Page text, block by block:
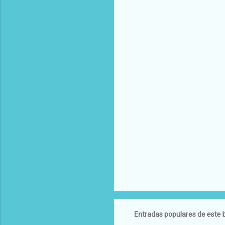
Entradas populares de este